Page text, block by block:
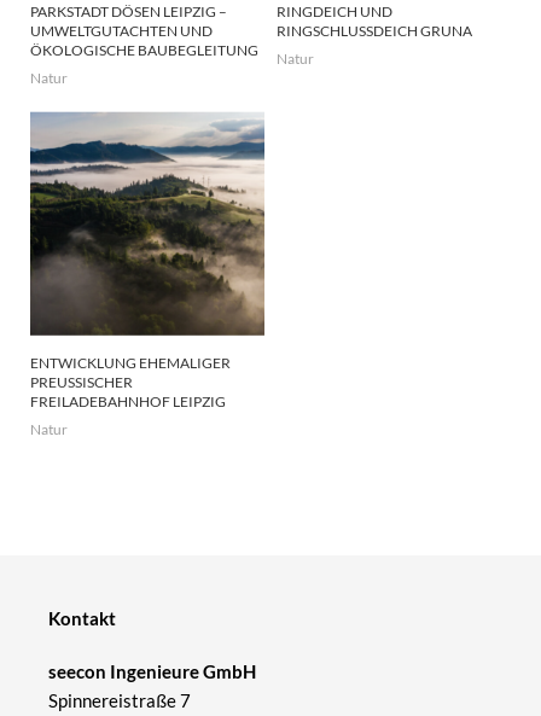
PARKSTADT DÖSEN LEIPZIG –
UMWELTGUTACHTEN UND
ÖKOLOGISCHE BAUBEGLEITUNG
Natur
RINGDEICH UND
RINGSCHLUSSDEICH GRUNA
Natur
ENTWICKLUNG EHEMALIGER
PREUSSISCHER F
REILADEBAHNHOF LEIPZIG
Natur
Kontakt
seecon Ingenieure GmbH
Spinnereistraße 7